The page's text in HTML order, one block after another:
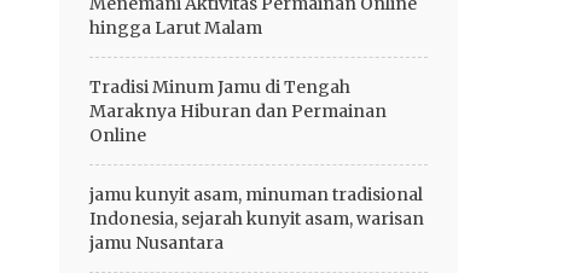
hingga Larut Malam
Tradisi Minum Jamu di Tengah
Maraknya Hiburan dan Permainan
Online
jamu kunyit asam, minuman tradisional
Indonesia, sejarah kunyit asam, warisan
jamu Nusantara